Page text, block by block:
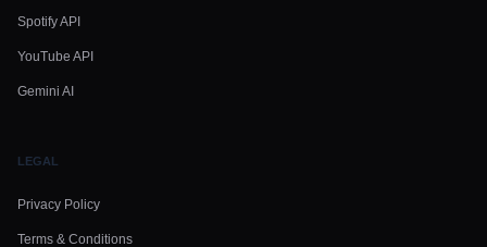
Spotify API
YouTube API
Gemini AI
LEGAL
Privacy Policy
Terms & Conditions